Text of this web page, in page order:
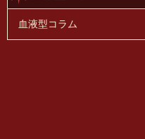
血液型コラム